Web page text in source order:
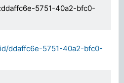
5751-40a2-bfc0-
ddaffc6e-5751-40a2-bfc0-